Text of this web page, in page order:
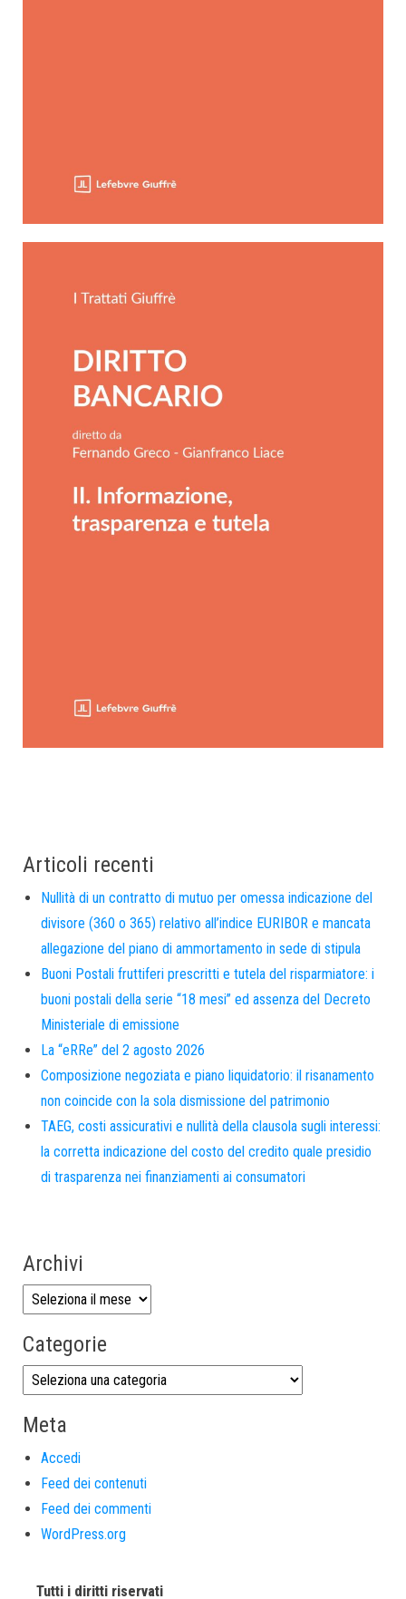
Articoli recenti
Nullità di un contratto di mutuo per omessa indicazione del
divisore (360 o 365) relativo all’indice EURIBOR e mancata
allegazione del piano di ammortamento in sede di stipula
Buoni Postali fruttiferi prescritti e tutela del risparmiatore: i
buoni postali della serie “18 mesi” ed assenza del Decreto
Ministeriale di emissione
La “eRRe” del 2 agosto 2026
Composizione negoziata e piano liquidatorio: il risanamento
non coincide con la sola dismissione del patrimonio
TAEG, costi assicurativi e nullità della clausola sugli interessi:
la corretta indicazione del costo del credito quale presidio
di trasparenza nei finanziamenti ai consumatori
Archivi
Categorie
Meta
Accedi
Feed dei contenuti
Feed dei commenti
WordPress.org
Tutti i diritti riservati